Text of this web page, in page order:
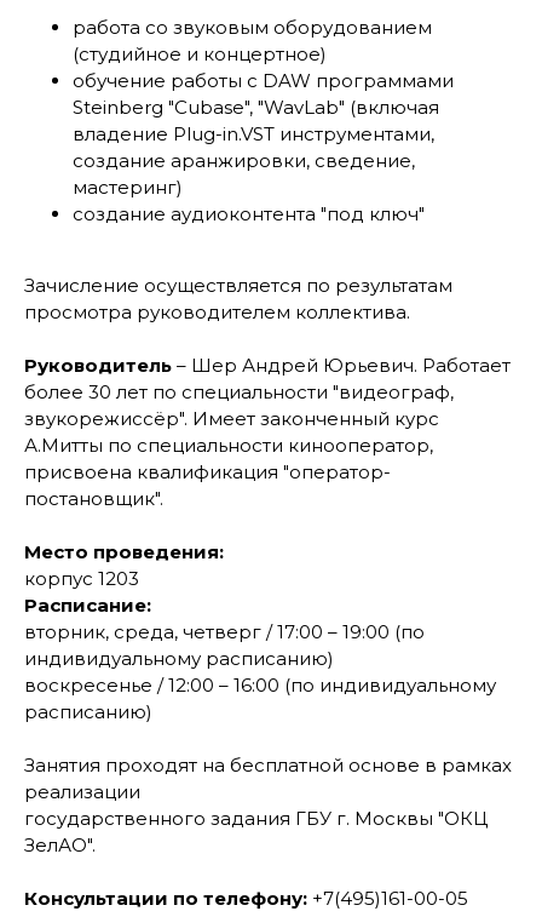
работа со звуковым оборудованием
(студийное и концертное)
обучение работы с DAW программами
Steinberg "Cubase", "WavLab" (включая
владение Plug-in.VST инструментами,
создание аранжировки, сведение,
мастеринг)
создание аудиоконтента "под ключ"
Зачисление осуществляется по результатам
просмотра руководителем коллектива.
Руководитель – Шер Андрей Юрьевич. Работает
более 30 лет по специальности "видеограф,
звукорежиссёр". Имеет законченный курс
А.Митты по специальности кинооператор,
присвоена квалификация "оператор-
постановщик".
Место проведения:
корпус 1203
Расписание:
вторник, среда, четверг / 17:00 – 19:00 (по
индивидуальному расписанию)
воскресенье / 12:00 – 16:00 (по индивидуальному
расписанию)
Занятия проходят на бесплатной основе в рамках
реализации
государственного задания ГБУ г. Москвы "ОКЦ
ЗелАО".
Консультации по телефону: +7(495)161-00-05